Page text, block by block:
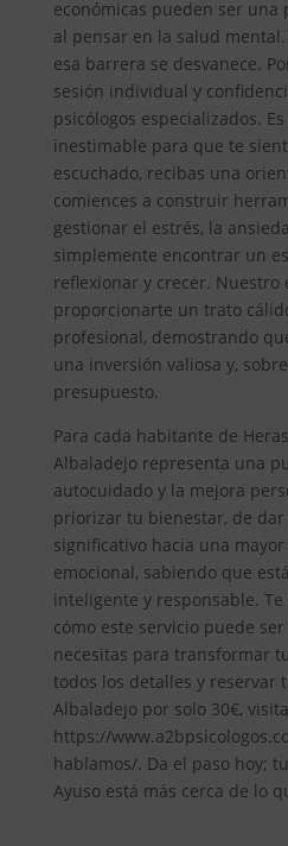
económicas pueden ser una
al pensar en la salud
esa barrera se desvanece.
sesión individual y
psicólogos especializados.
inestimable para que te
escuchado, recibas una
comiences a construir
gestionar el estrés, la
simplemente encontrar un
reflexionar y crecer. Nuestro
proporcionarte un trato
profesional, demostrando
una inversión valiosa y,
presupuesto.
Para cada habitante de
Albaladejo representa una
autocuidado y la mejora
priorizar tu bienestar, de dar
significativo hacia una
emocional, sabiendo que
inteligente y responsable.
cómo este servicio puede
necesitas para transformar
todos los detalles y reservar
Albaladejo por solo 30€,
https://
hablamos/. Da el paso hoy;
Ayuso está más cerca de lo